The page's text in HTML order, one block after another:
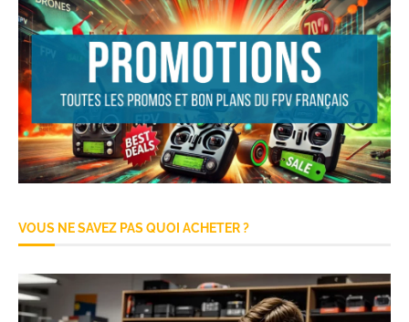
VOUS NE SAVEZ PAS QUOI ACHETER ?